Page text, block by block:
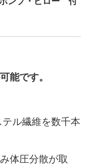
能です。
ル繊維を数千本
体圧分散が取